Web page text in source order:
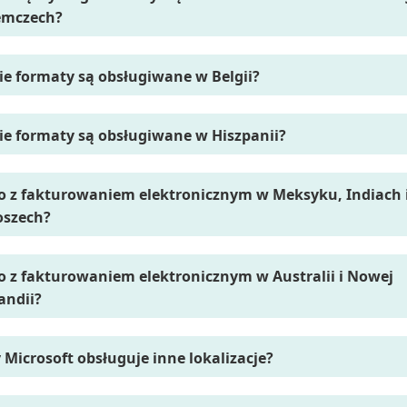
formaty są obsługiwane w Belgii?
formaty są obsługiwane w Hiszpanii?
z fakturowaniem elektronicznym w Meksyku, Indiach
z fakturowaniem elektronicznym w Australii i Nowej
Microsoft obsługuje inne lokalizacje?